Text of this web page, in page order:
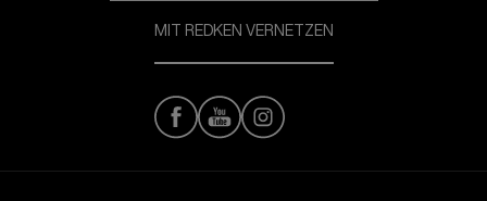
MIT REDKEN VERNETZEN